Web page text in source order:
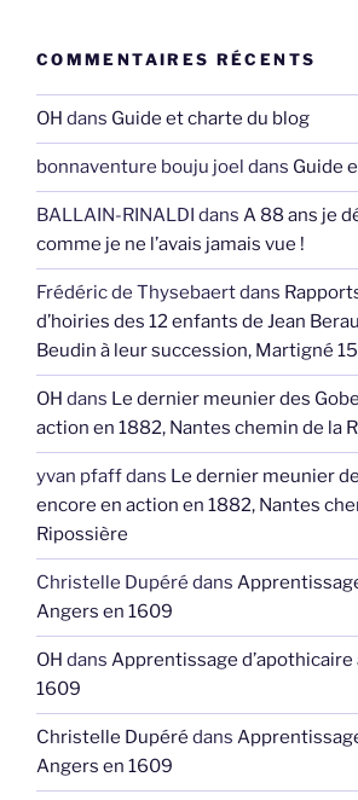
COMMENTAIRES RÉCENTS
OH dans Guide et charte du blog
bonnaventure bouju joel dans Guide
BALLAIN-RINALDI dans A 88 ans je
comme je ne l’avais jamais vue !
Frédéric de Thysebaertdans
d’hoiries des 12 enfants de Jean
Beudin à leur succession, Martigné
OH dans Le dernier meunier des
action en 1882, Nantes chemin de la
yvan pfaffdans Le dernier meunier
encore en action en 1882, Nantes
Ripossière
Christelle Dupéré dans
Angers en 1609
OH dans Apprentissage d’apothicaire
1609
Christelle Dupéré dans
Angers en 1609